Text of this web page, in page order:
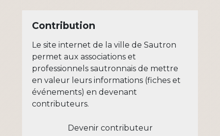
Contribution
Le site internet de la ville de Sautron
permet aux associations et
professionnels sautronnais de mettre
en valeur leurs informations (fiches et
événements) en devenant
contributeurs.
Devenir contributeur